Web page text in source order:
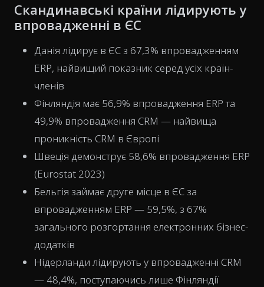
Скандинавські країни лідирують у
впровадженні в ЄС
Данія лідирує в ЄС з 67,3% впровадженням
ERP, найвищий показник серед усіх країн-
членів
Фінляндія має 56,9% впровадження ERP та
49,9% впровадження CRM — найвища
проникність CRM в Європі
Швеція демонструє 58,6% впровадження ERP
(Eurostat 2023)
Бельгія займає друге місце в ЄС за
впровадженням ERP — 59,5%, з 67%
загального розгортання електронних бізнес-
додатків
Нідерланди лідирують у впровадженні CRM
— 48,4%, поступаючись лише Фінляндії